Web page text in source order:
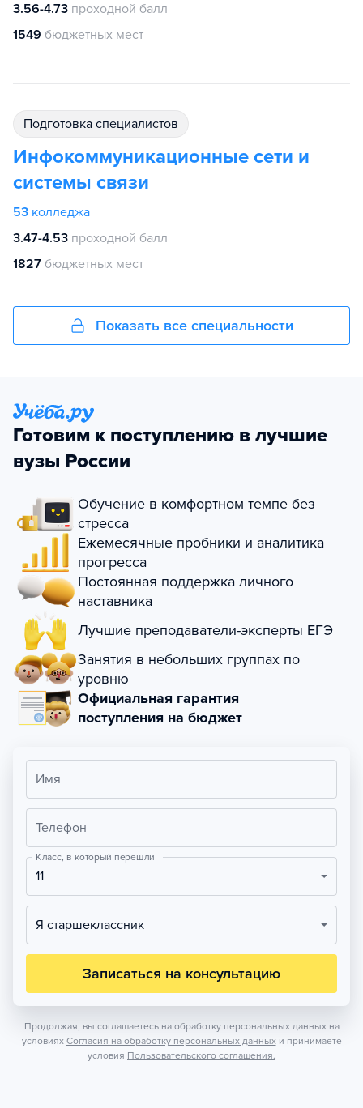
3.56-4.73 проходной балл
1549 бюджетных мест
подготовка специалистов
Инфокоммуникационные сети и
системы связи
53 колледжа
3.47-4.53 проходной балл
1827 бюджетных мест
Показать все специальности
Готовим к поступлению в лучшие
вузы России
Обучение в комфортном темпе без
стресса
Ежемесячные пробники и аналитика
прогресса
Постоянная поддержка личного
наставника
Лучшие преподаватели-эксперты ЕГЭ
Занятия в небольших группах по
уровню
Официальная гарантия
поступления на бюджет
Имя
Телефон
Класс, в который перешли
11
Я старшеклассник
Записаться на консультацию
Продолжая, вы соглашаетесь на обработку персональных данных на
условиях Согласия на обработку персональных данных и принимаете
условия Пользовательского соглашения.